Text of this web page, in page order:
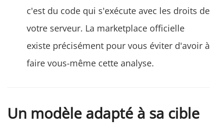
c'est du code qui s'exécute avec les droits de
votre serveur. La marketplace officielle
existe précisément pour vous éviter d'avoir à
faire vous-même cette analyse.
Un modèle adapté à sa cible